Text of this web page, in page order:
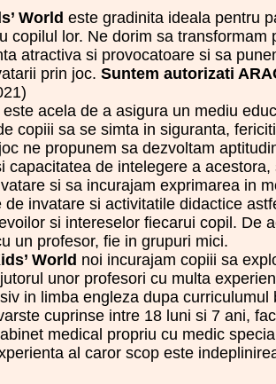
World este gradinita ideala pentru
copilul lor. Ne dorim sa transformam
atractiva si provocatoare si sa
prin joc. Suntem autorizati
acela de a asigura un mediu
copiii sa se simta in siguranta,
ne propunem sa dezvoltam
capacitatea de intelegere a acestora,
si sa incurajam exprimarea in
de invatare si activitatile didactice
si intereselor fiecarui copil. De
un profesor, fie in grupuri mici.
World noi incurajam copiii sa
unor profesori cu multa
in limba engleza dupa curriculumul
cuprinse intre 18 luni si 7 ani,
medical propriu cu medic
al caror scop este